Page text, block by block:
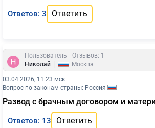
Ответов: 3 Ответить
Пользователь
Отзывов: 1
Николай
Москва
03.04.2026, 11:23 мск
Вопрос по законам страны: Россия
Развод с брачным договором и
Ответов: 13 Ответить